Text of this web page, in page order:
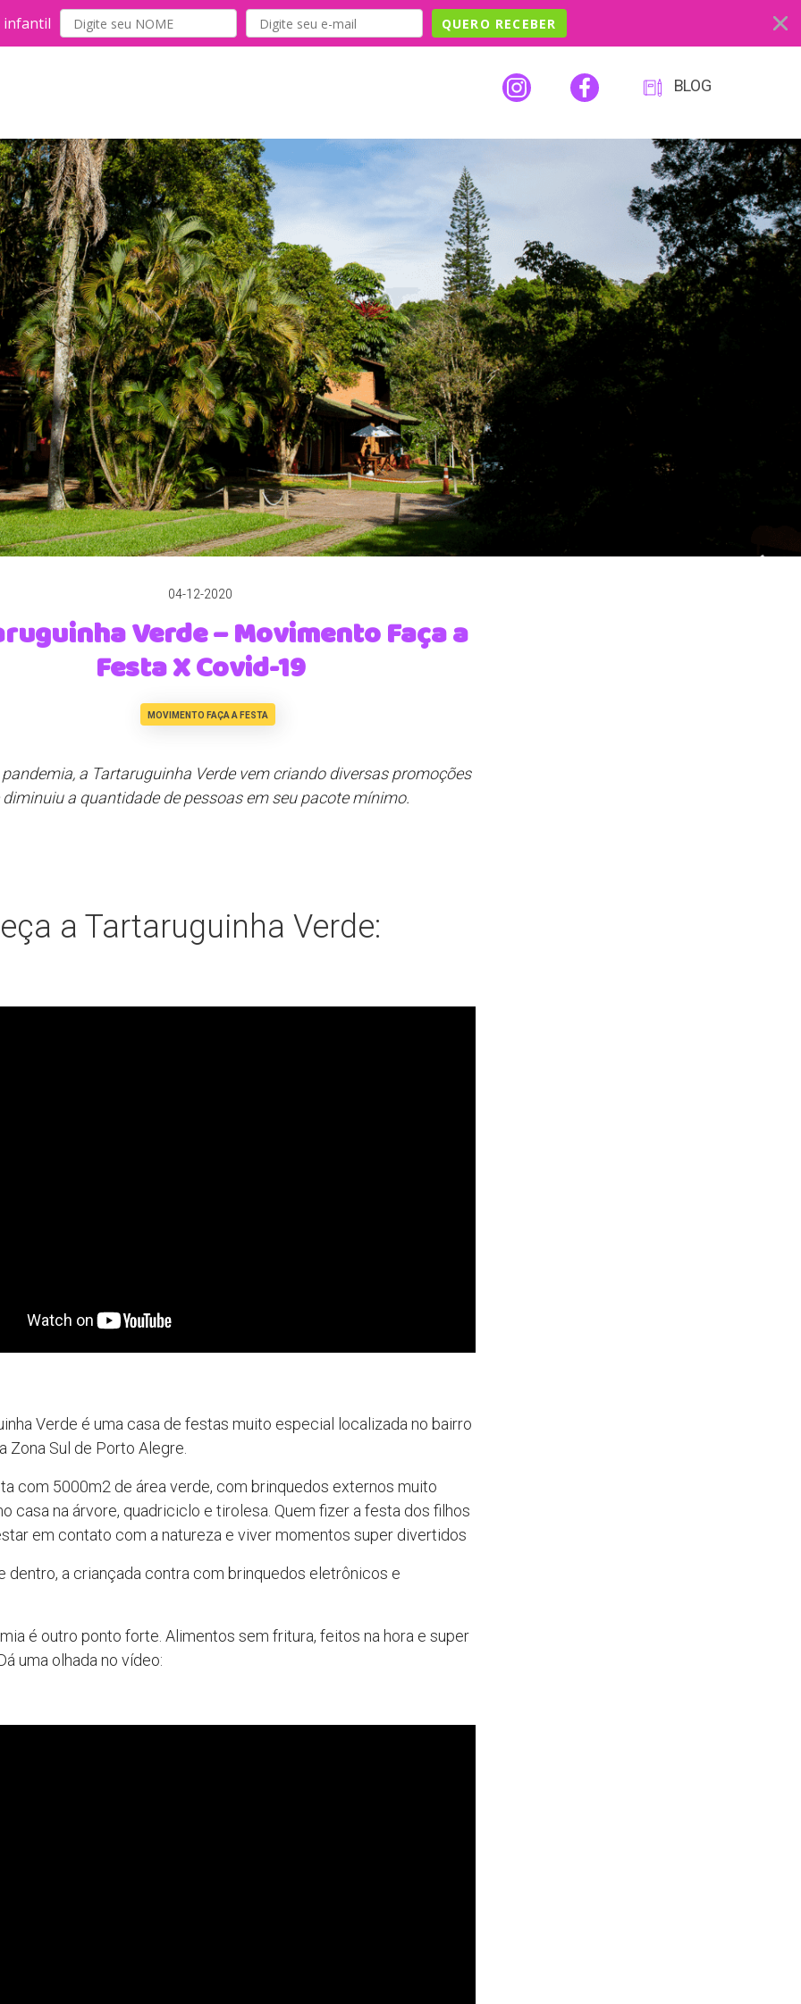
infantil QUERO RECEBER
BLOG
04-12-2020
Verde – Movimento Faça a
Festa X Covid-19
MOVIMENTO FAÇA A FESTA
a Tartaruguinha Verde vem criando diversas promoções
diminuiu a quantidade de pessoas em seu pacote mínimo.
a Tartaruguinha Verde:
Verde é uma casa de festas muito especial localizada no bairro
Zona Sul de Porto Alegre.
com 5000m2 de área verde, com brinquedos externos muito
casa na árvore, quadriciclo e tirolesa. Quem fizer a festa dos filhos
em contato com a natureza e viver momentos super divertidos
dentro, a criançada contra com brinquedos eletrônicos e
é outro ponto forte. Alimentos sem fritura, feitos na hora e super
uma olhada no vídeo: